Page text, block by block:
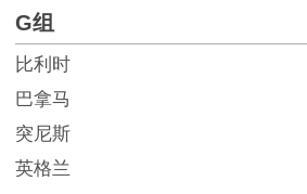
G组
比利时
巴拿马
突尼斯
英格兰